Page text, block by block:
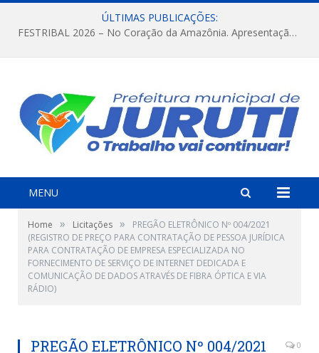
ÚLTIMAS PUBLICAÇÕES:
FESTRIBAL 2026 – No Coração da Amazônia. Apresentação da Munduruku.
MENU
Home » Licitações »
PREGÃO ELETRÔNICO Nº 004/2021
(REGISTRO DE PREÇO PARA CONTRATAÇÃO DE PESSOA JURÍDICA
PARA CONTRATAÇÃO DE EMPRESA ESPECIALIZADA NO
FORNECIMENTO DE SERVIÇO DE INTERNET DEDICADA E
COMUNICAÇÃO DE DADOS ATRAVÉS DE FIBRA ÓPTICA E VIA
RÁDIO)
PREGÃO ELETRÔNICO Nº 004/2021
0